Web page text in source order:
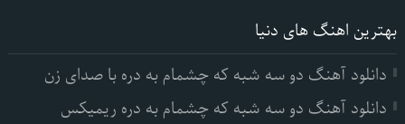
بهترین اهنگ های دنیا
دانلود آهنگ دو سه شبه که چشمام به دره با صدای زن
دانلود آهنگ دو سه شبه که چشمام به دره ریمیکس